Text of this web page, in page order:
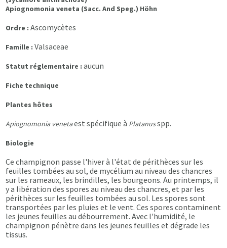
Apiognomonia veneta (Sacc. And Speg.) Höhn
Ordre :Ascomycètes
Famille :Valsaceae
Statut réglementaire : aucun
Fiche technique
Plantes hôtes
Apiognomonia venetaest spécifique à Platanusspp.
Biologie
Ce champignon passe l'hiver à l'état de périthèces sur les
feuilles tombées au sol, de mycélium au niveau des chancres
sur les rameaux, les brindilles, les bourgeons. Au printemps, il
y a libération des spores au niveau des chancres, et par les
périthèces sur les feuilles tombées au sol. Les spores sont
transportées par les pluies et le vent. Ces spores contaminent
les jeunes feuilles au débourrement. Avec l'humidité, le
champignon pénètre dans les jeunes feuilles et dégrade les
tissus.